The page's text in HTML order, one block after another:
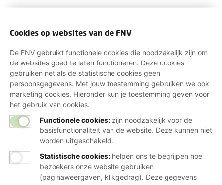
Cookies op websites van de FNV
De FNV gebruikt functionele cookies die noodzakelijk zijn om
de websites goed te laten functioneren. Deze cookies
gebruiken net als de statistische cookies geen
persoonsgegevens. Met jouw toestemming gebruiken we ook
marketing cookies. Hieronder kun je toestemming geven voor
het gebruik van cookies.
Functionele cookies: zijn noodzakelijk voor de
basisfunctionaliteit van de website. Deze kunnen niet
worden uitgeschakeld.
Statistische cookies: helpen ons te begrijpen hoe
bezoekers onze website gebruiken
(paginaweergaven, klikgedrag). Deze gegevens